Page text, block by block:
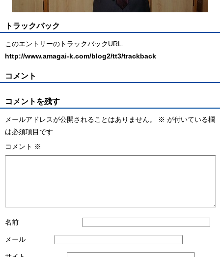
トラックバック
このエントリーのトラックバックURL:
http://www.amagai-k.com/blog2/tt3/trackback
コメント
コメントを残す
メールアドレスが公開されることはありません。 ※ が付いている欄
は必須項目です
コメント ※
名前
メール